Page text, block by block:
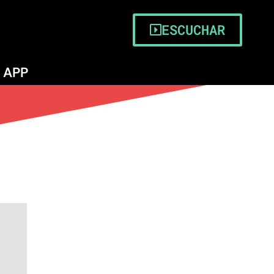
ESCUCHAR
APP